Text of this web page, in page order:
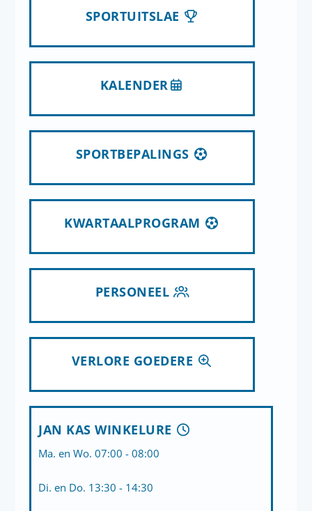
SPORTUITSLAE
KALENDER
SPORTBEPALINGS
KWARTAALPROGRAM
PERSONEEL
VERLORE GOEDERE
JAN KAS WINKELURE
Ma. en Wo. 07:00 - 08:00
Di. en Do. 13:30 - 14:30